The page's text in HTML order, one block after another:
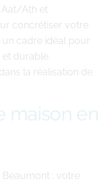
Aat/Ath et
concrétiser votre
cadre idéal pour
durable.
la réalisation de
maison en
Beaumont : votre